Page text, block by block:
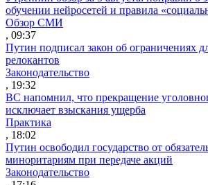
обучении нейросетей и правила
Обзор СМИ
, 09:37
Путин подписал закон об ограничениях
релокантов
Законодательство
, 19:32
ВС напомнил, что прекращение
исключает взыскания ущерба
Практика
, 18:02
Путин освободил государство от
миноритариям при передаче акций
Законодательство